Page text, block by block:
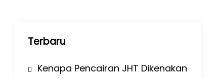
Terbaru
Kenapa Pencairan JHT Dikenakan